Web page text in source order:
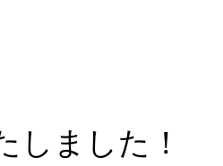
しました！